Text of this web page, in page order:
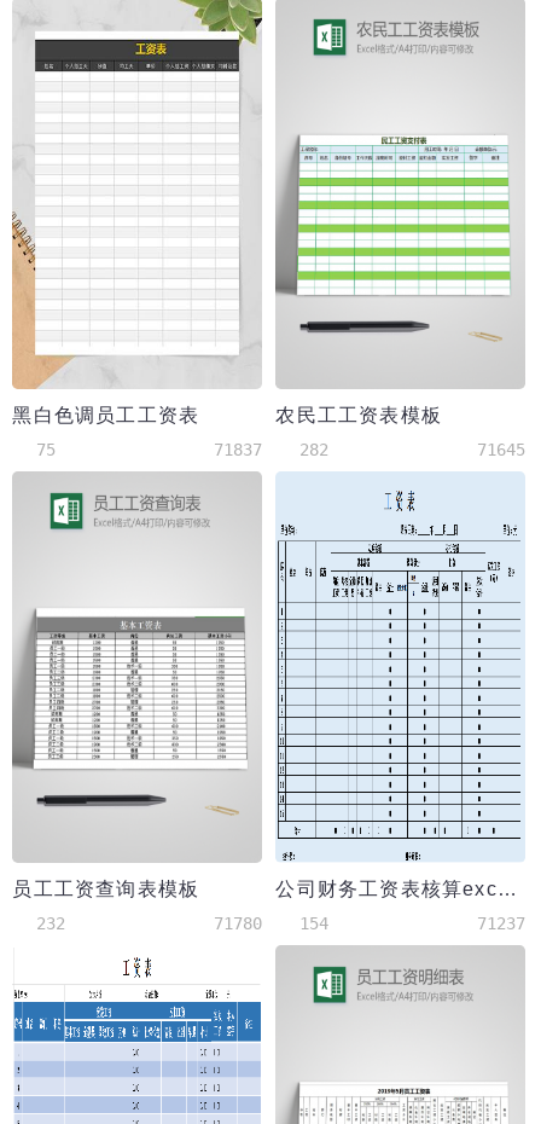
黑白色调员工工资表
75 71837
农民工工资表模板
282 71645
员工工资查询表模板
232 71780
公司财务工资表核算excel模板
154 71237